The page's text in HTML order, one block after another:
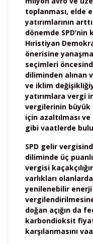
toplanması, elde
yatırımlarının
dönemde
Hıristiyan
önerisine
seçimleri
diliminden alınan
ve iklim
yatırımlara vergi
vergilerinin büyük
için azaltılması
gibi vaatlerde
SPD gelir
diliminde üç
vergisi
varlıkları
yenilenebilir enerji
doğan açığın da
karbondioksit
karşılanmasını